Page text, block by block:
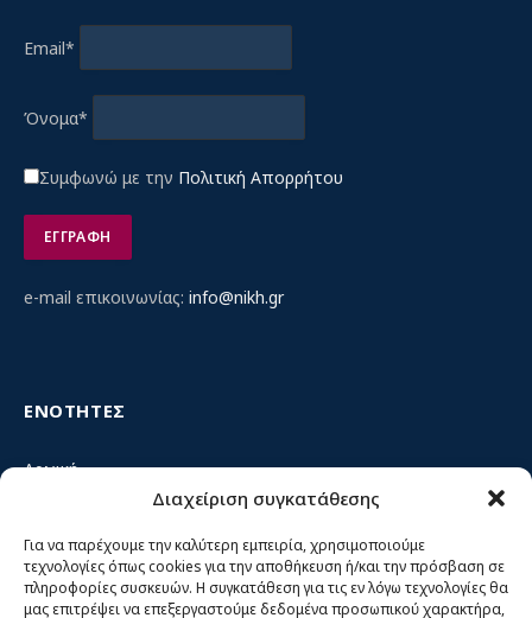
Διαχείριση συγκατάθεσης
Για να παρέχουμε την καλύτερη εμπειρία, χρησιμοποιούμε
τεχνολογίες όπως cookies για την αποθήκευση ή/και την πρόσβαση σε
πληροφορίες συσκευών. Η συγκατάθεση για τις εν λόγω τεχνολογίες θα
μας επιτρέψει να επεξεργαστούμε δεδομένα προσωπικού χαρακτήρα,
Email*
Όνομα*
Συμφωνώ με την Πολιτική Απορρήτου
e-mail επικοινωνίας: info@nikh.gr
ΕΝΟΤΗΤΕΣ
Αρχική
Κίνημα ΝΙΚΗ – Ποιοι είμαστε, αρχές & δράση
Θέσεις
Πρόσωπα